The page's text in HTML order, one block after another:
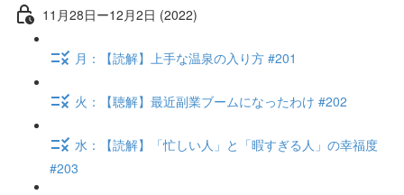
11月28日ー12月2日 (2022)
月：【読解】上手な温泉の入り方 #201
火：【聴解】最近副業ブームになったわけ #202
水：【読解】「忙しい人」と「暇すぎる人」の幸福度
#203